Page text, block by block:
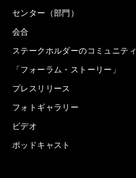
センター（部門）
会合
ステークホルダーのコミュニティ
「フォーラム・ストーリー」
プレスリリース
フォトギャラリー
ビデオ
ポッドキャスト